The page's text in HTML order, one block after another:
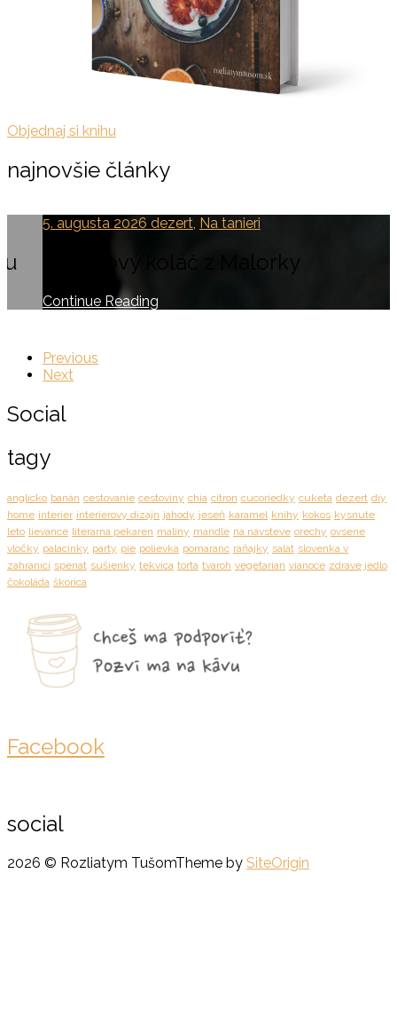
Objednaj si knihu
najnovšie články
5. augusta 2026 dezert, Na tanieri
Mandľový koláč z Malorky
Continue Reading
Previous
Next
Social
tagy
anglicko banán cestovanie cestoviny chia citron cucoriedky cuketa dezert diy
home interier interierovy dizajn jahody jeseň karamel knihy kokos kysnute
leto lievance literarna pekaren maliny mandle na navsteve orechy ovsene
vločky palacinky party pie polievka pomaranc raňajky salat slovenka v
zahranici spenat sušienky tekvica torta tvaroh vegetarian vianoce zdrave jedlo
čokoláda škorica
Facebook
social
2026 © Rozliatym TušomTheme by SiteOrigin